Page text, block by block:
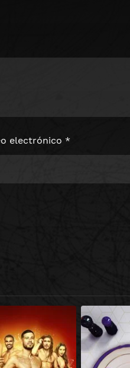
electrónico *